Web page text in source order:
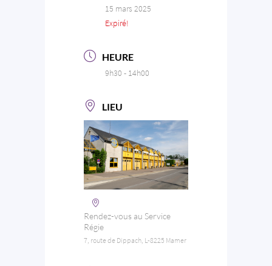
15 mars 2025
Expiré!
HEURE
9h30 - 14h00
LIEU
Rendez-vous au Service
Régie
7, route de Dippach, L-8225 Mamer